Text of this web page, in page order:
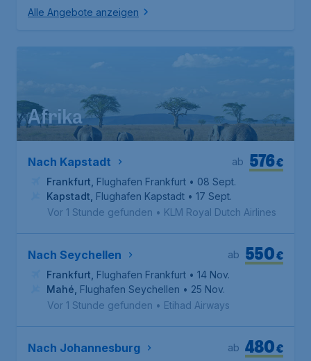
Alle Angebote anzeigen
Afrika
Nach Kapstadt €
576
ab
Frankfurt Flughafen Frankfurt • 08 Sept.
Kapstadt Flughafen Kapstadt • 17 Sept.
Vor 1 Stunde gefunden • KLM Royal Dutch Airlines
Nach Seychellen €
550
ab
Frankfurt Flughafen Frankfurt • 14 Nov.
Mahé Flughafen Seychellen • 25 Nov.
Vor 1 Stunde gefunden • Etihad Airways
Nach Johannesburg €
480
ab